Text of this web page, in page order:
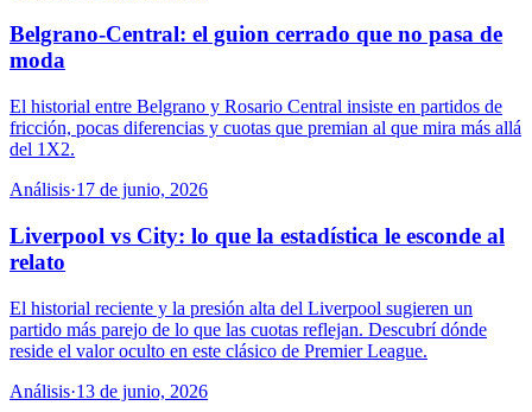
Belgrano-Central: el guion cerrado que no pasa de
moda
El historial entre Belgrano y Rosario Central insiste en partidos de
fricción, pocas diferencias y cuotas que premian al que mira más allá
del 1X2.
Análisis·17 de junio, 2026
Liverpool vs City: lo que la estadística le esconde al
relato
El historial reciente y la presión alta del Liverpool sugieren un
partido más parejo de lo que las cuotas reflejan. Descubrí dónde
reside el valor oculto en este clásico de Premier League.
Análisis·13 de junio, 2026